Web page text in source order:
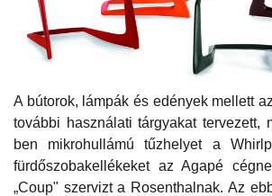
A bútorok, lámpák és edények mellett
további használati tárgyakat tervezett,
ben mikrohullámú tűzhelyet a
fürdőszobakellékeket az Agapé
„Coup" szervizt a Rosenthalnak. Az